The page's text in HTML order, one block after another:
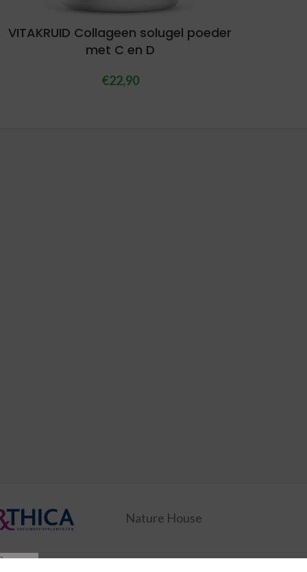
VITAKRUID Collageen solugel poeder
met C en D
€22,90
Nature House